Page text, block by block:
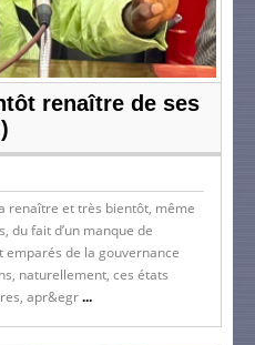
renaître de ses
renaître et très bientôt, même
du fait d’un manque de
emparés de la gouvernance
naturellement, ces états
apr&egr...